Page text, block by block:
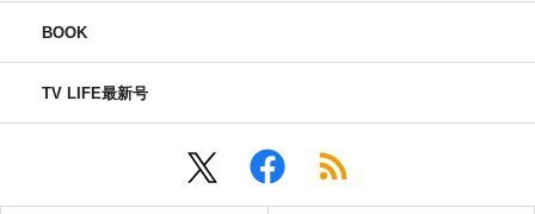
BOOK
TV LIFE最新号